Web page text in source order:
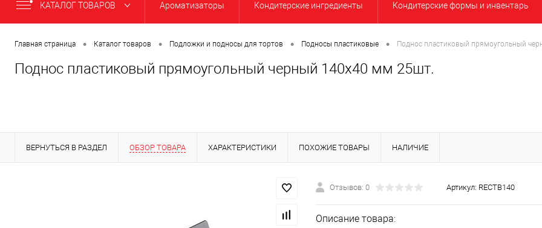
КАТАЛОГ ТОВАРОВ Ароматизаторы Кондитерские ингредиенты Кондитерские формы и инвентарь
Главная страница • Каталог товаров • Подложки и подносы для тортов • Подносы пластиковые • Поднос пластиковый прямоугольный
Поднос пластиковый прямоугольный черный 140х40 мм 25шт.
ВЕРНУТЬСЯ В РАЗДЕЛ ОБЗОР ТОВАРА ХАРАКТЕРИСТИКИ ПОХОЖИЕ ТОВАРЫ НАЛИЧИЕ
Отзывов: 0 Артикул: RECTB140
Описание товара: